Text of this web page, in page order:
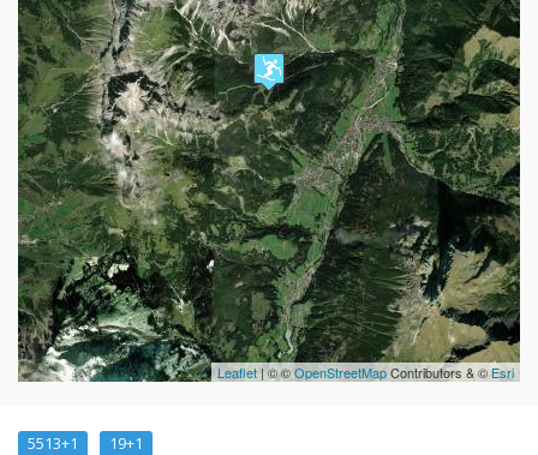
Leaflet| © ©OpenStreetMapContributors & ©Esri
5513+1 19+1